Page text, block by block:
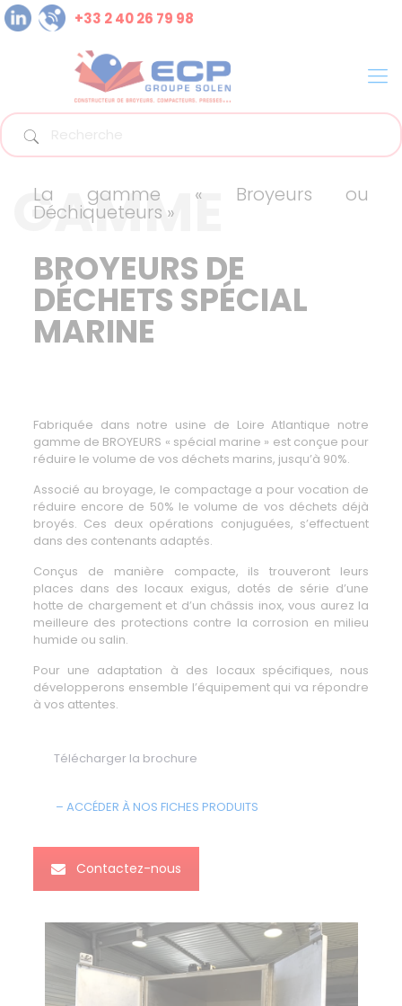
+33 2 40 26 79 98
GAMME
La gamme « Broyeurs ou
Déchiqueteurs »
BROYEURS DE
DÉCHETS SPÉCIAL
MARINE
Fabriquée dans notre usine de Loire Atlantique notre
gamme de BROYEURS « spécial marine » est conçue pour
réduire le volume de vos déchets marins, jusqu’à 90%.
Associé au broyage, le compactage a pour vocation de
réduire encore de 50% levolume de vos déchets déjà
broyés. Ces deux opérations conjuguées, s’effectuent
dans des contenants adaptés.
Conçus de manière compacte, ils trouveront leurs
places dans des locaux exigus, dotés de série d’une
hotte de chargement et d’un châssis inox, vous aurez la
meilleure des protections contre la corrosion en milieu
humide ou salin.
Pour une adaptation à des locaux spécifiques, nous
développerons ensemble l’équipement qui va répondre
à vos attentes.
Télécharger la brochure
– ACCÉDER À NOS FICHES PRODUITS
Contactez-nous